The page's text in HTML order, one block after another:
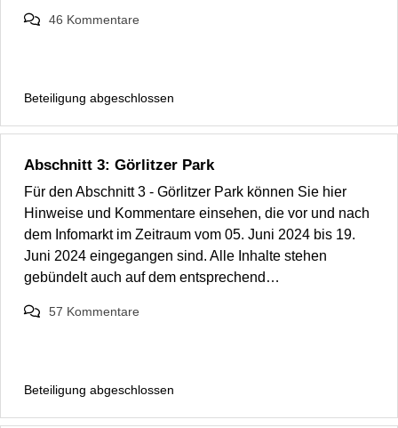
46 Kommentare
Beteiligung abgeschlossen
Abschnitt 3: Görlitzer Park
Für den Abschnitt 3 - Görlitzer Park können Sie hier
Hinweise und Kommentare einsehen, die vor und nach
dem Infomarkt im Zeitraum vom 05. Juni 2024 bis 19.
Juni 2024 eingegangen sind. Alle Inhalte stehen
gebündelt auch auf dem entsprechend…
57 Kommentare
Beteiligung abgeschlossen